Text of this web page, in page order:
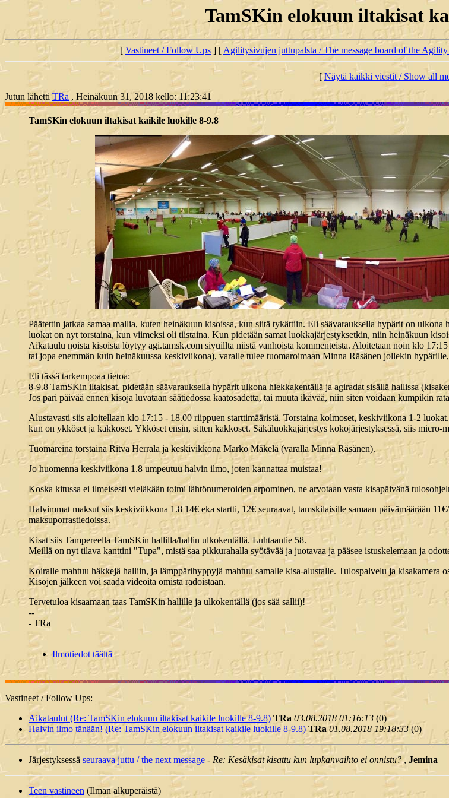
TamSKin elokuun iltakisat
[ Vastineet / Follow Ups ] [Agilitysivujen juttupalsta / The message board of the Agility
[Näytä kaikki viestit / Show all
Jutun lähettiTRa , Heinäkuun 31, 2018 kello: 11:23:41
TamSKin elokuun iltakisat kaikile luokille 8-9.8
Päätettin jatkaa samaa mallia, kuten heinäkuun kisoissa, kun siitä tykättiin. Eli säävarauksella hypärit on
luokat on nyt torstaina, kun viimeksi oli tiistaina. Kun pidetään samat luokkajärjestyksetkin, niin heinäkuun
Aikataulu noista kisoista löytyy agi.tamsk.com sivuillta niistä vanhoista kommenteista. Aloitetaan noin klo
tai jopa enemmän kuin heinäkuussa keskiviikona), varalle tulee tuomaroimaan Minna Räsänen jollekin
Eli tässä tarkempoaa tietoa:
8-9.8 TamSKin iltakisat, pidetään säävarauksella hypärit ulkona hiekkakentällä ja agiradat sisällä hallissa
Jos pari päivää ennen kisoja luvataan säätiedossa kaatosadetta, tai muuta ikävää, niin siten voidaan kumpikin
Alustavasti siis aloitellaan klo 17:15 - 18.00 riippuen starttimääristä. Torstaina kolmoset, keskiviikona 1-2
kun on ykköset ja kakkoset. Ykköset ensin, sitten kakkoset. Säkäluokkajärjestys kokojärjestyksessä, siis micro-
Tuomareina torstaina Ritva Herrala ja keskivikkona Marko Mäkelä (varalla Minna Räsänen).
Jo huomenna keskiviikona 1.8 umpeutuu halvin ilmo, joten kannattaa muistaa!
Koska kitussa ei ilmeisesti vieläkään toimi lähtönumeroiden arpominen, ne arvotaan vasta kisapäivänä
Halvimmat maksut siis keskiviikkona 1.8 14€ eka startti, 12€ seuraavat, tamskilaisille samaan päivämäärään
maksuporrastiedoissa.
Kisat siis Tampereella TamSKin hallilla/hallin ulkokentällä. Luhtaantie 58.
Meillä on nyt tilava kanttini "Tupa", mistä saa pikkurahalla syötävää ja juotavaa ja pääsee istuskelemaan ja
Koiralle mahtuu häkkejä halliin, ja lämppärihyppyjä mahtuu samalle kisa-alustalle. Tulospalvelu ja kisakamera
Kisojen jälkeen voi saada videoita omista radoistaan.
Tervetuloa kisaamaan taas TamSKin hallille ja ulkokentällä (jos sää sallii)!
--
- TRa
Ilmotiedot täältä
Vastineet / Follow Ups:
Aikataulut (Re: TamSKin elokuun iltakisat kaikile luokille 8-9.8) TRa 03.08.2018 01:16:13 (0)
Halvin ilmo tänään! (Re: TamSKin elokuun iltakisat kaikile luokille 8-9.8) TRa 01.08.2018 19:18:33 (0)
Järjestyksessä seuraava juttu / the next message - Re: Kesäkisat kisattu kun lupkanvaihto ei onnistu?, Jemina
Teen vastineen (Ilman alkuperäistä)